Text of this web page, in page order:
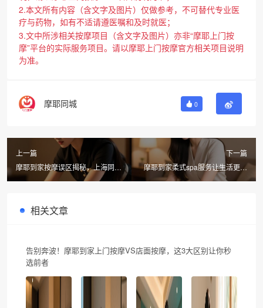
2.本文所有内容（含文字及图片）仅做参考，不可替代专业医
疗与药物，如有不适请遵医嘱和及时就医；
3.文中所涉相关按摩项目（含文字及图片）亦非“摩耶上门按
摩”平台的实际服务项目。请以摩耶上门按摩官方相关项目说明
为准。
摩耶同城 0
上一篇
摩耶到家按摩误区揭秘，上海同城
按摩避坑指南
下一篇
摩耶到家柔式spa服务让生活更轻
松，活出理想状态
相关文章
告别奔波！摩耶到家上门按摩VS店面按摩，这3大区别让你秒
选前者